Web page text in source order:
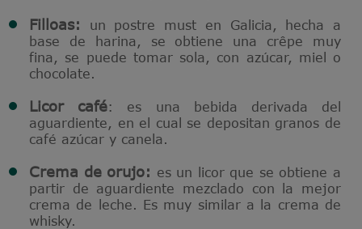
Filloas:
un postre must en Galicia, hecha a
base de harina, se obtiene una crêpe muy
fina, se puede tomar sola, con azúcar, miel o
chocolate.
Licor café: es una bebida derivada del
aguardiente, en el cual se depositan granos de
café azúcar y canela.
Crema de orujo: es un licor que se obtiene a
partir de aguardiente mezclado con la mejor
crema de leche. Es muy similar a la crema de
whisky.